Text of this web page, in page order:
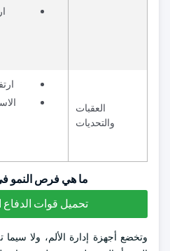
العقبات
والتحديات
ما هي فرص النمو
تحميل قوات الدفاع
وتخضع أجهزة إدارة الألم، ولا